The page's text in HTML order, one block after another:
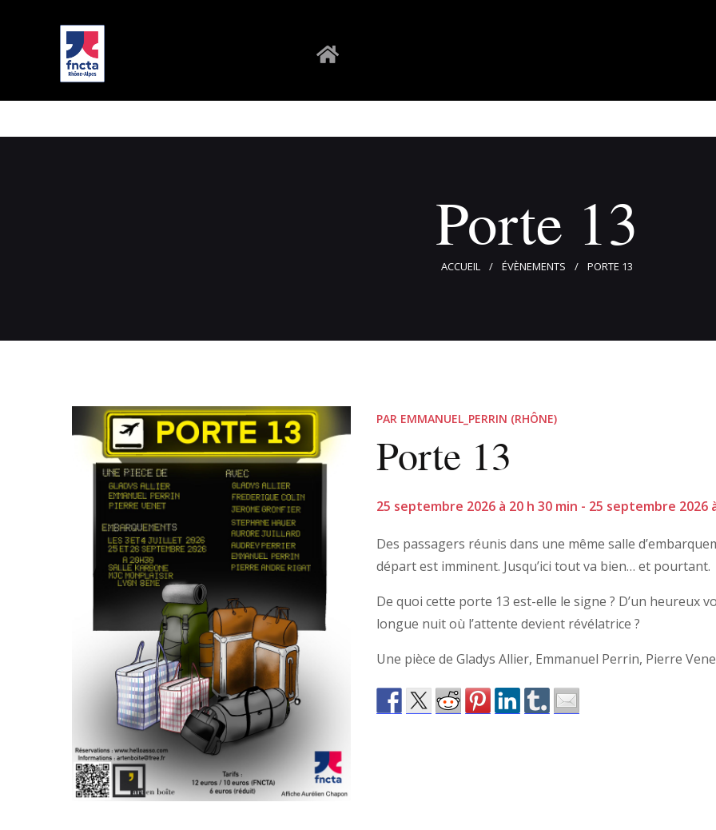
Porte 13
ACCUEIL ÉVÈNEMENTS PORTE 13
Évènements
Actualités
PAR EMMANUEL_PERRIN (RHÔNE)
Porte 13
25 septembre 2026 à 20 h 30 min - 25 septembre 2026
Des passagers réunis dans une même salle
départ est imminent. Jusqu’ici tout va bien… et pourtant.
De quoi cette porte 13 est-elle le signe ? D’un heureux
longue nuit où l’attente devient révélatrice ?
Une pièce de Gladys Allier, Emmanuel Perrin, Pierre